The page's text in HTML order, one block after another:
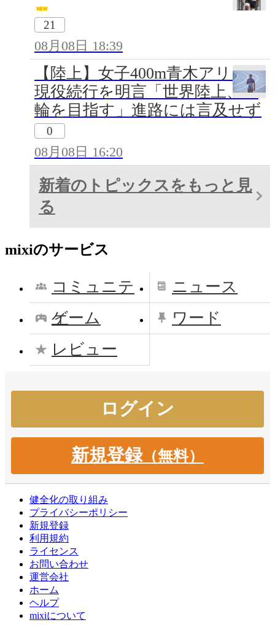
21
08月08日 18:39
【陸上】女子400m青木アリエが
現役続行を明言「世界陸上、五
輪を目指す」進路には言及せず
0
08月08日 16:20
新着のトピックスをもっと見
る
mixiのサービス
コミュニテ
ィ
ニュース
ゲーム
ワード
レビュー
新規登録（無料）
健全化の取り組み
プライバシーポリシー
新規登録
利用規約
ライセンス
お問い合わせ
運営会社
ホーム
ヘルプ
mixiについて